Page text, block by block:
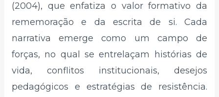
(2004), que enfatiza o valor formativo da
rememoração e da escrita de si. Cada
narrativa emerge como um campo de
forças, no qual se entrelaçam histórias de
vida, conflitos institucionais, desejos
pedagógicos e estratégias de resistência.